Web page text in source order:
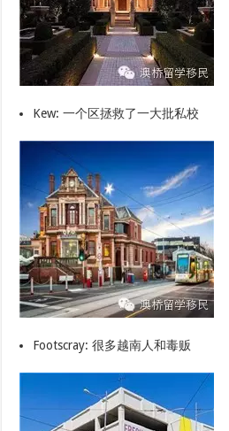
Kew: 一个区拯救了一大批私校
Footscray: 很多越南人和毒贩